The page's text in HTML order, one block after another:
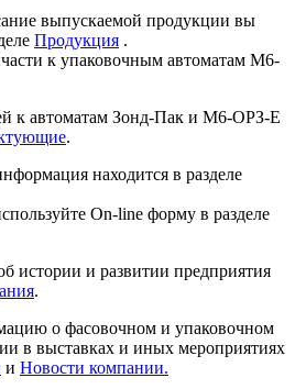
выпускаемой продукции вы
Продукция .
к упаковочным автоматам М6-
к автоматам Зонд-Пак и М6-ОРЗ-Е
.
находится в разделе
On-line форму в разделе
истории и развитии предприятия
.
о фасовочном и упаковочном
в выставках и иных мероприятиях
и Новости компании.